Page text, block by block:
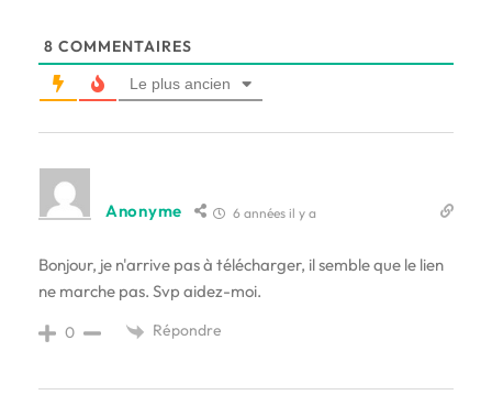
8 COMMENTAIRES
Le plus ancien
Anonyme 6 années il y a
Bonjour, je n'arrive pas à télécharger, il semble que le lien
ne marche pas. Svp aidez-moi.
0 Répondre